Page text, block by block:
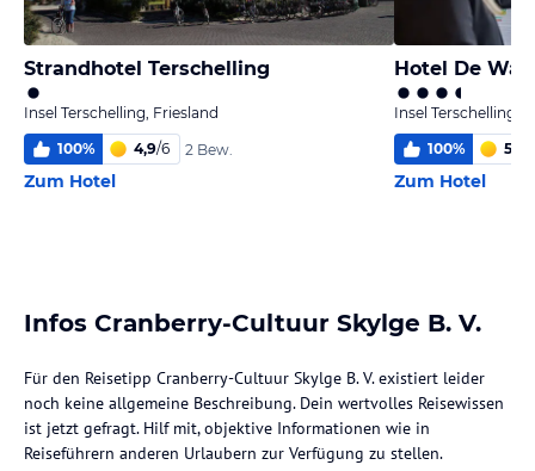
Strandhotel Terschelling
Insel Terschelling, Friesland
100% 4,9/6 2 Bew.
Zum Hotel
Hotel De
Insel Terschelling,
100% 5,4
Zum Hotel
Infos Cranberry-Cultuur Skylge B. V.
Für den Reisetipp Cranberry-Cultuur Skylge B. V. existiert leider
noch keine allgemeine Beschreibung. Dein wertvolles Reisewissen
ist jetzt gefragt. Hilf mit, objektive Informationen wie in
Reiseführern anderen Urlaubern zur Verfügung zu stellen.